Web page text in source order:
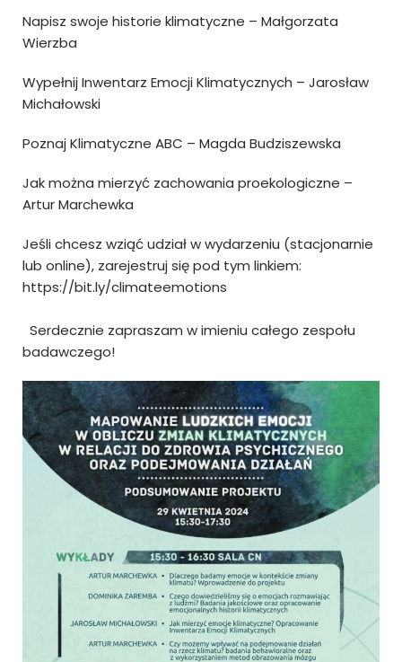
Napisz swoje historie klimatyczne – Małgorzata
Wierzba
Wypełnij Inwentarz Emocji Klimatycznych – Jarosław
Michałowski
Poznaj Klimatyczne ABC – Magda Budziszewska
Jak można mierzyć zachowania proekologiczne –
Artur Marchewka
Jeśli chcesz wziąć udział w wydarzeniu (stacjonarnie
lub online), zarejestruj się pod tym linkiem:
https://bit.ly/climateemotions
Serdecznie zapraszam w imieniu całego zespołu
badawczego!